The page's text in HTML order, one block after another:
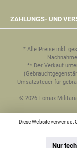
ZAHLUNGS- UND
* Alle Preise inkl.
** Der Verkauf
Umsatzsteuer für
© 2026 Lomax
Diese Website verwendet
Nur